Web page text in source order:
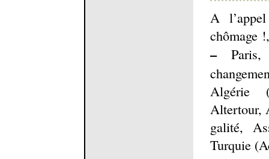
A
chômage
–Paris,
Algérie
Altertour,
galité,
Turquie